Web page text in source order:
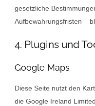
gesetzliche
Aufbewahrungsfristen –
4. Plugins und
Google Maps
Diese Seite nutzt den
die Google Ireland